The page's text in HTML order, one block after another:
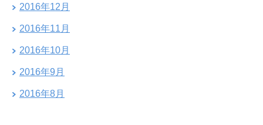
2016年12月
2016年11月
2016年10月
2016年9月
2016年8月